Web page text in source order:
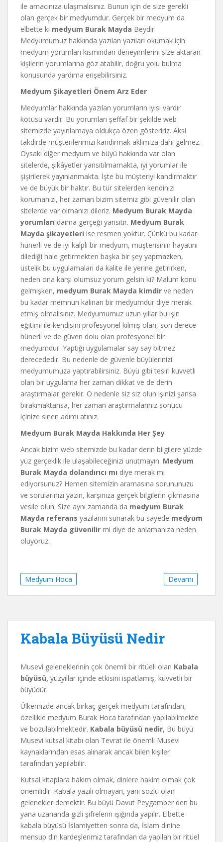
ile amacınıza ulaşmalısınız. Bunun için de size gerekli
olan gerçek bir medyumdur. Gerçek bir medyum da
elbette ki medyum Burak Mayda Beydir.
Medyumumuz hakkında yazılan yazıları okumak için
medyum yorumları kısmından deneyimlerini size aktaran
kişilerin yorumlarına göz atabilir, doğru yolu bulma
konusunda yardıma erişebilirsiniz.
Medyum Şikayetleri Önem Arz Eder
Medyumlar hakkında yazılan yorumların iyisi vardır
kötüsü vardır. Bu yorumları şeffaf bir şekilde web
sitemizde yayınlamaya oldukça özen gösteririz. Aksi
takdirde müşterilerimizi kandırmak aklımıza dahi gelmez.
Oysaki diğer medyum ve büyü hakkında var olan
sitelerde, şikâyetler yansıtılmamakta, iyi yorumlar ile
şişirilerek yayınlanmakta. İşte bu müşteriyi kandırmaktır
ve de büyük bir haktır. Bu tür sitelerden kendinizi
korumanızı, her zaman bizim sitemiz gibi güvenilir olan
sitelerde var olmanızı dileriz. Medyum Burak Mayda
yorumları daima gerçeği yansıtır. Medyum Burak
Mayda şikayetleri ise resmen yoktur. Çünkü bu kadar
hünerli ve de iyi kalpli bir medyum, müşterisinin hayatını
dilediği hale getirmekten başka bir şey yapmazken,
üstelik bu uygulamaları da kalite ile yerine getirirken,
neden ona karşı olumsuz yorum gelsin ki? Malum konu
gelmişken, medyum Burak Mayda kimdir ve neden
bu kadar memnun kalınan bir medyumdur diye merak
etmiş olmalısınız. Medyumumuz uzun yıllar bu işin
eğitimi ile kendisini profesyonel kılmış olan, son derece
hünerli ve de güven dolu olan profesyonel bir
medyumdur. Yaptığı uygulamalar say say bitmez
derecededir. Bu nedenle de güvenle büyülerinizi
medyumumuza yaptırabilirsiniz. Büyü gibi tesiri kuvvetli
olan bir uygulama her zaman dikkat ve de derin
araştırmalar gerekir. O nedenle siz siz olun işinizi şansa
bırakmaktansa, her zaman araştırmalarınız sonucu
içinize sinen adımı atınız.
Medyum Burak Mayda Hakkında Her Şey
Ancak bizim web sitemizde bu kadar derin bilgilere yüzde
yüz gerçeklik ile ulaşabileceğinizi unutmayın. Medyum
Burak Mayda dolandırıcı mı diye merak mı
ediyorsunuz? Hemen sitemizin aramasına sorununuzu
ve sorularınızı yazın, karşınıza gerçek bilgilerin çıkmasına
vesile olun. Size aynı zamanda da medyum Burak
Mayda referans yazılarını sunarak bu sayede medyum
Burak Mayda güvenilir mi diye de anlamanıza neden
oluyoruz.
Devamı
Medyum Hoca
Kabala Büyüsü Nedir
Musevi geleneklerinin çok önemli bir ritüeli olan Kabala
büyüsü, yüzyıllar içinde etkisini ispatlamış, kuvvetli bir
büyüdür.
Ülkemizde ancak birkaç gerçek medyum tarafından,
özellikle medyum Burak Hoca tarafından yapılabilmekte
ve bozulabilmektedir. Kabala büyüsü nedir, Bu büyü
Musevi kutsal kitabı olan Tevrat ile önemli Musevi
kaynaklarından esas alınarak ancak bilen kişiler
tarafından yapılabilir.
Kutsal kitaplara hakim olmak, dinlere hakim olmak çok
önemlidir. Kabala yazılı olmayan, yani sözlü olan
gelenekler demektir. Bu büyü Davut Peygamber den bu
yana uzananda gizli şifrelerin ışığında yapılır. Elbette
kabala büyüsü İslamiyetten sonra da, İslam dinine
mensup din kardeşlerimiz tarafından da yapılan bir ritüel